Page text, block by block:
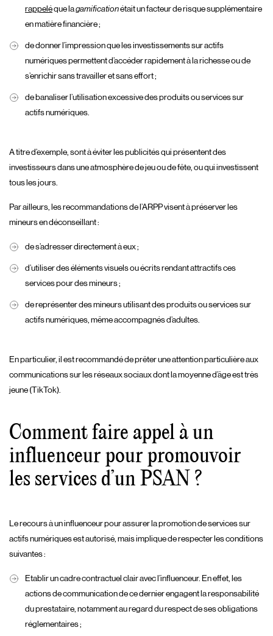
rappeléque lagamificationétait un facteur de risque supplémentaire
en matière financière ;
de donner l’impression que les investissements sur actifs
numériques permettent d’accéder rapidement à la richesse ou de
s’enrichir sans travailler et sans effort ;
de banaliser l’utilisation excessive des produits ou services sur
actifs numériques.
A titre d’exemple, sont à éviter les publicités qui présentent des
investisseurs dans une atmosphère de jeu ou de fête, ou qui investissent
tous les jours.
Par ailleurs, les recommandations de l’ARPP visent à préserver les
mineurs en déconseillant :
de s’adresser directement à eux ;
d’utiliser des éléments visuels ou écrits rendant attractifs ces
services pour des mineurs ;
de représenter des mineurs utilisant des produits ou services sur
actifs numériques, même accompagnés d’adultes.
En particulier, il est recommandé de prêter une attention particulière aux
communications sur les réseaux sociaux dont la moyenne d’âge est très
jeune (TikTok).
Comment faire appel à un
influenceur pour promouvoir
les services d’un PSAN ?
Le recours à un influenceur pour assurer la promotion de services sur
actifs numériques est autorisé, mais implique de respecter les conditions
suivantes :
Etablir un cadre contractuel clair avec l’influenceur. En effet, les
actions de communication de ce dernier engagent la responsabilité
du prestataire, notamment au regard du respect de ses obligations
réglementaires ;